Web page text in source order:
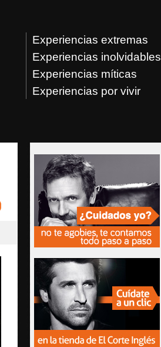
Experiencias extremas
Experiencias inolvidables
Experiencias míticas
Experiencias por vivir